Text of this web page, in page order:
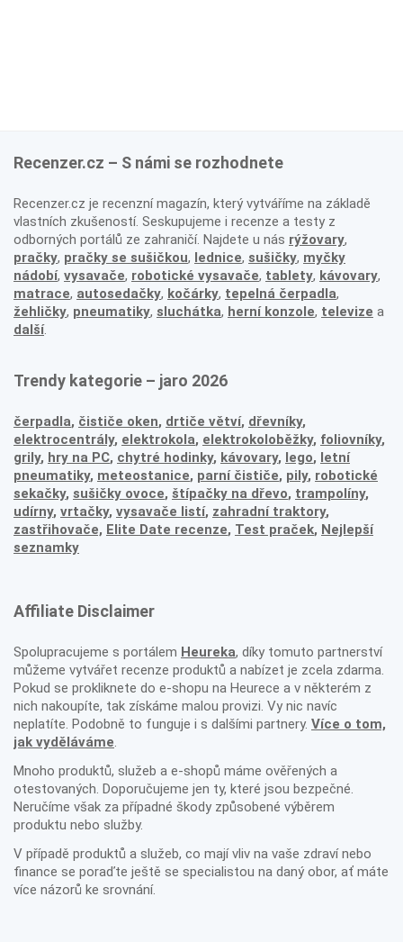
Recenzer.cz – S námi se rozhodnete
Recenzer.cz je recenzní magazín, který vytváříme na základě
vlastních zkušeností. Seskupujeme i recenze a testy z
odborných portálů ze zahraničí. Najdete u nás rýžovary,
pračky, pračky se sušičkou, lednice, sušičky, myčky
nádobí, vysavače, robotické vysavače, tablety, kávovary,
matrace, autosedačky, kočárky, tepelná čerpadla,
žehličky, pneumatiky, sluchátka, herní konzole, televize a
další.
Trendy kategorie – jaro 2026
čerpadla, čističe oken, drtiče větví, dřevníky,
elektrocentrály, elektrokola, elektrokoloběžky, foliovníky,
grily, hry na PC, chytré hodinky, kávovary, lego, letní
pneumatiky, meteostanice, parní čističe, pily, robotické
sekačky, sušičky ovoce, štípačky na dřevo, trampolíny,
udírny, vrtačky, vysavače listí, zahradní traktory,
zastřihovače, Elite Date recenze, Test praček, Nejlepší
seznamky
Affiliate Disclaimer
Spolupracujeme s portálem Heureka, díky tomuto partnerství
můžeme vytvářet recenze produktů a nabízet je zcela zdarma.
Pokud se prokliknete do e-shopu na Heurece a v některém z
nich nakoupíte, tak získáme malou provizi. Vy nic navíc
neplatíte. Podobně to funguje i s dalšími partnery. Více o tom,
jak vyděláváme.
Mnoho produktů, služeb a e-shopů máme ověřených a
otestovaných. Doporučujeme jen ty, které jsou bezpečné.
Neručíme však za případné škody způsobené výběrem
produktu nebo služby.
V případě produktů a služeb, co mají vliv na vaše zdraví nebo
finance se poraďte ještě se specialistou na daný obor, ať máte
více názorů ke srovnání.